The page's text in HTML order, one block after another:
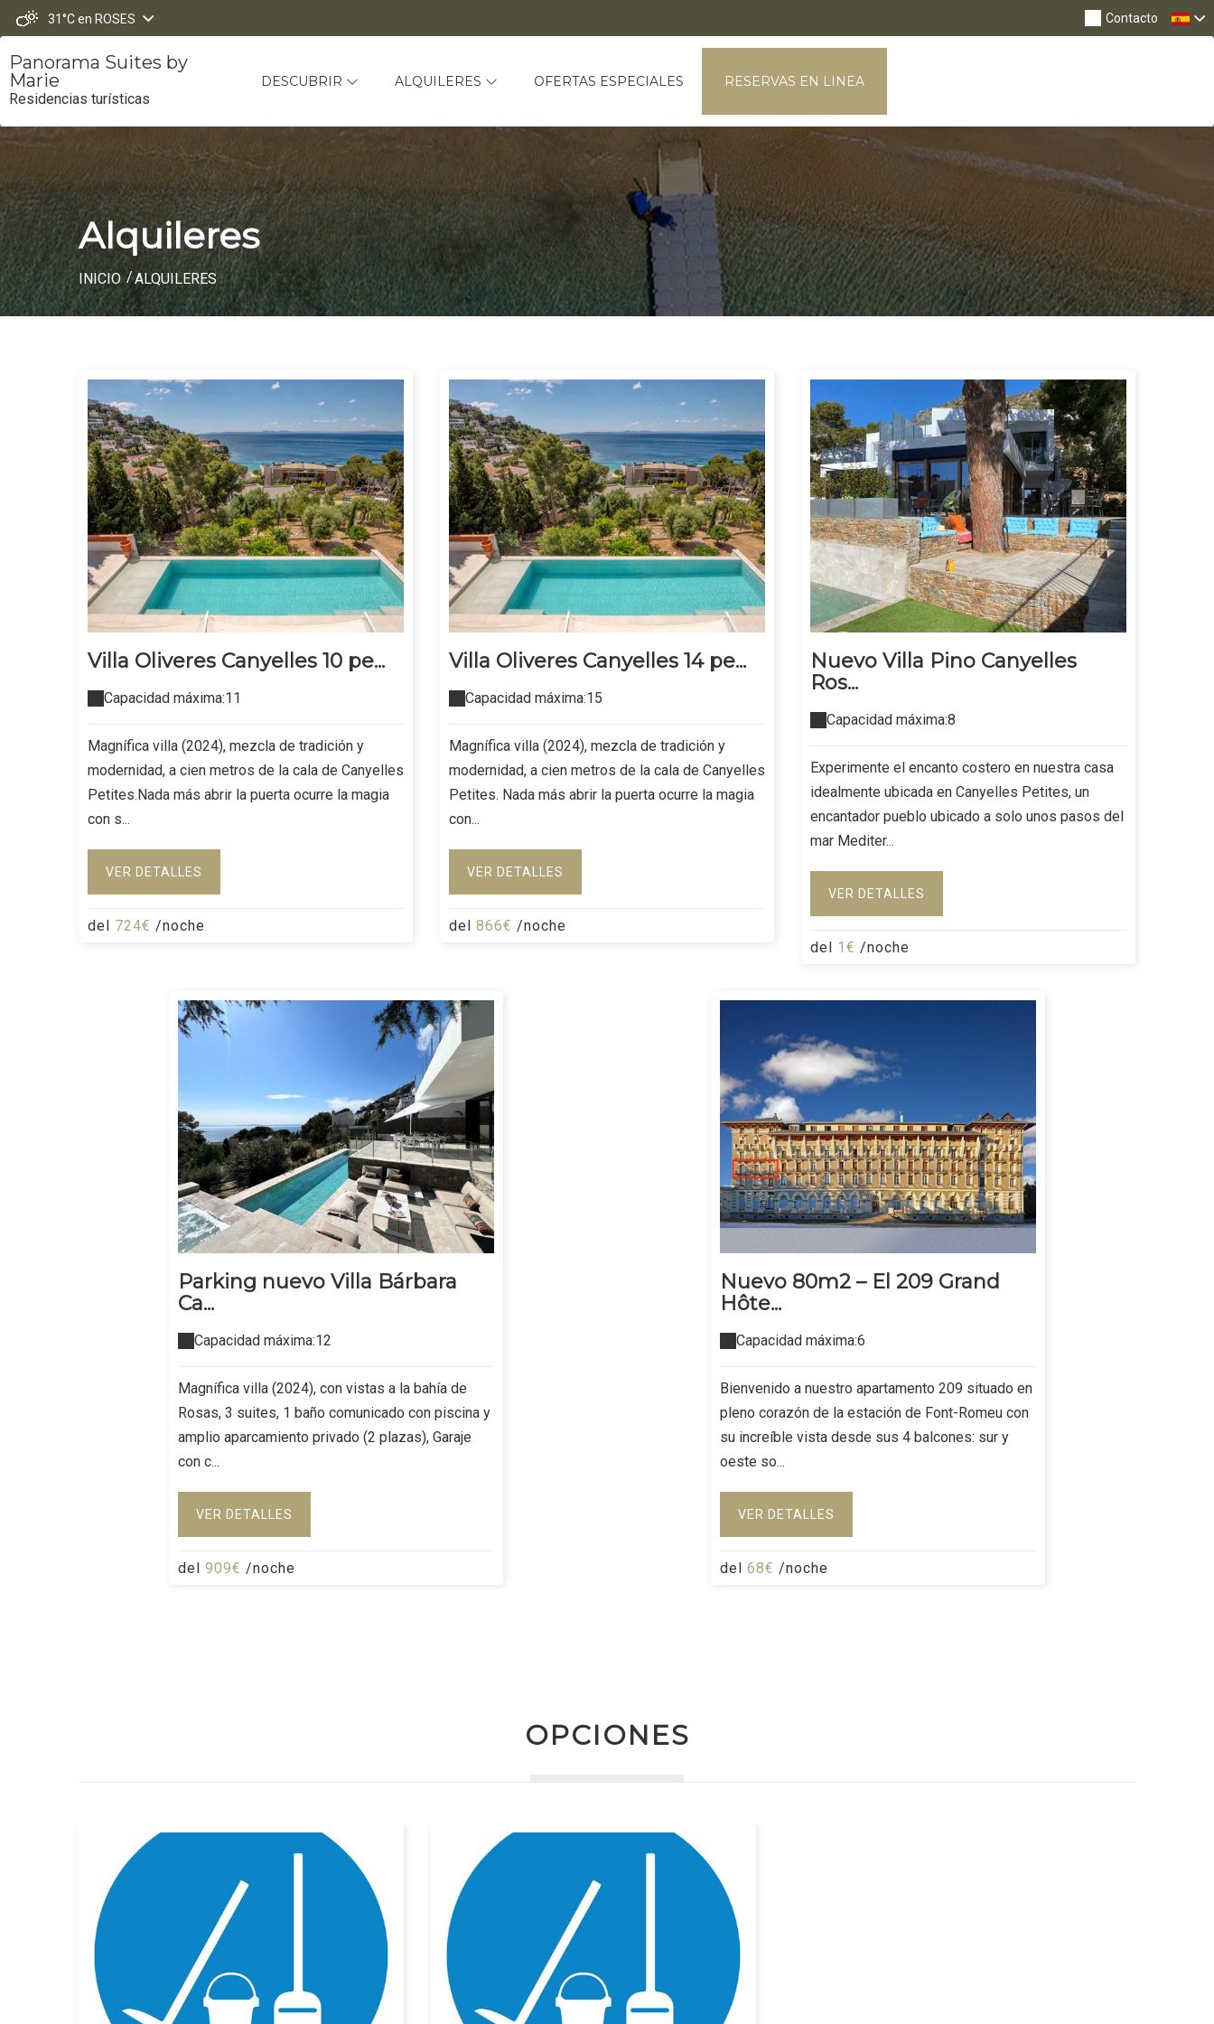
31°Cen ROSES Contacto
Panorama Suites by
Marie
Residencias turísticas
DESCUBRIR ALQUILERES OFERTAS ESPECIALES RESERVAS EN LINEA
Alquileres
INICIO ALQUILERES
Villa Oliveres Canyelles 10 pe...
Capacidad máxima:11
Magnífica villa (2024), mezcla de tradición y
modernidad, a cien metros de la cala de Canyelles
Petites.Nada más abrir la puerta ocurre la magia
con s...
VER DETALLES
del 724€ /noche
Villa Oliveres Canyelles 14 pe...
Capacidad máxima:15
Magnífica villa (2024), mezcla de tradición y
modernidad, a cien metros de la cala de Canyelles
Petites. Nada más abrir la puerta ocurre la magia
con...
VER DETALLES
del 866€ /noche
Nuevo Villa Pino Canyelles
Ros...
Capacidad máxima:8
Experimente el encanto costero en nuestra casa
idealmente ubicada en Canyelles Petites, un
encantador pueblo ubicado a solo unos pasos del
mar Mediter...
VER DETALLES
del 1€ /noche
Parking nuevo Villa Bárbara
Ca...
Capacidad máxima:12
Magnífica villa (2024), con vistas a la bahía de
Rosas, 3 suites, 1 baño comunicado con piscina y
amplio aparcamiento privado (2 plazas), Garaje
con c...
VER DETALLES
del 909€ /noche
Nuevo 80m2 – El 209 Grand
Hôte...
Capacidad máxima:6
Bienvenido a nuestro apartamento 209 situado en
pleno corazón de la estación de Font-Romeu con
su increíble vista desde sus 4 balcones: sur y
oeste so...
VER DETALLES
del 68€ /noche
OPCIONES